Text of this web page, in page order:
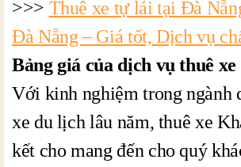
>>> Thuê xe tự lái tại Đà
Đà Nẵng – Giá tốt, Dịch vụ
Bảng giá của dịch vụ thuê
Với kinh nghiệm trong ngành
xe du lịch lâu năm, thuê xe
kết cho mang đến cho quý